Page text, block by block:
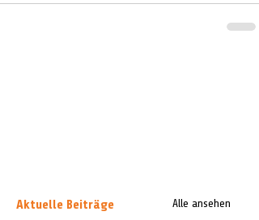
Aktuelle Beiträge Alle ansehen